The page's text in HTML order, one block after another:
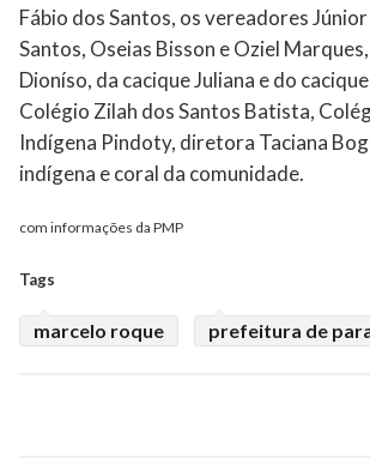
Fábio dos Santos, os vereadores
Santos, Oseias Bisson e Oziel
Dioníso, da cacique Juliana e do
Colégio Zilah dos Santos Batista,
Indígena Pindoty, diretora Taciana
indígena e coral da comunidade.
com informações da PMP
Tags
marcelo roque prefeitura de